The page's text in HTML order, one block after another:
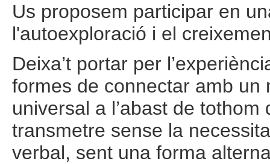
Us proposem participar en
l'autoexploració i el
Deixa’t portar per
formes de connectar amb un
universal a l’abast de tothom
transmetre sense la
verbal, sent una forma